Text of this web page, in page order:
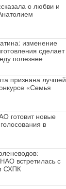
о любви и
изменение
сделает
полезнее
признана лучшей
«Семья
готовит новые
в
встретилась с
СХПК